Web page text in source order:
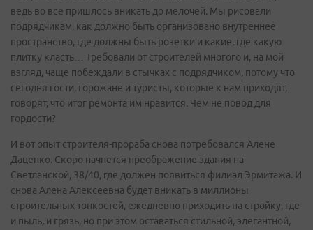
ведь во все пришлось вникать до мелочей. Мы рисовали
подрядчикам, как должно быть организовано внутреннее
пространство, где должны быть розетки и какие, где какую
плитку класть… Требовали от строителей многого и, на мой
взгляд, чаще побеждали в стычках с подрядчиком, потому что
сегодня гости, горожане и туристы, которые к нам приходят,
говорят, что итог ремонта им нравится. Чем не повод для
гордости?
И вот опыт строителя-прораба снова потребовался Алене
Даценко. Скоро начнется преображение здания на
Светланской, 38/40, где должен появиться филиал Эрмитажа. И
снова Алена Алексеевна будет вникать в миллионы
строительных тонкостей, ежедневно приходить на стройку, где
и пыль, и грязь, но при этом оставаться стильной, элегантной,